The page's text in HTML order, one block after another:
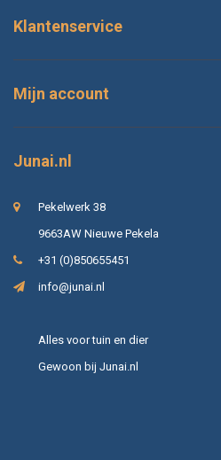
Klantenservice
Mijn account
Junai.nl
Pekelwerk 38
9663AW Nieuwe Pekela
+31 (0)850655451
info@junai.nl
Alles voor tuin en dier
Gewoon bij Junai.nl